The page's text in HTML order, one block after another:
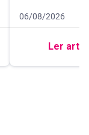
Data de
06/08/2026
8 minutos de
Ler